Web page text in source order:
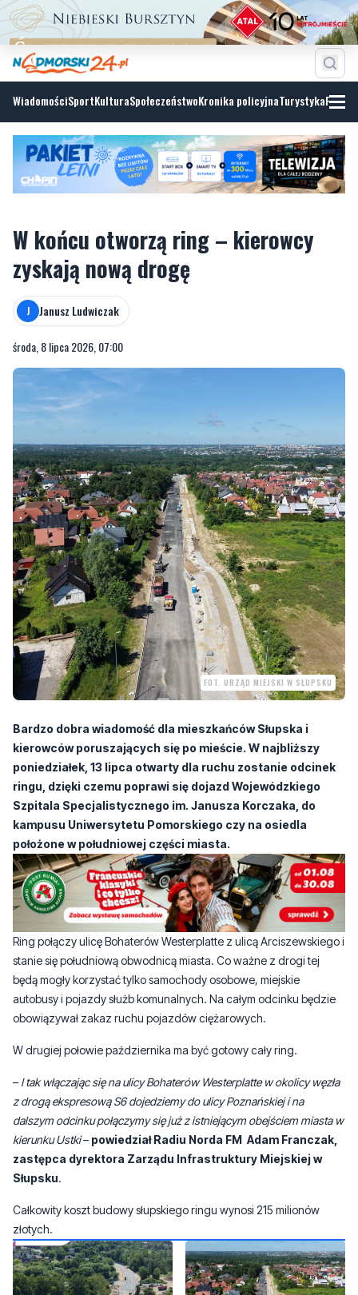
WiadomościSportKulturaSpołeczeństwoKronika policyjnaTurystyka
W końcu otworzą ring – kierowcy
J Janusz Ludwiczak
środa, 8 lipca 2026, 07:00
FOT. URZĄD MIEJSKI W SŁUPSKU
Bardzo dobra wiadomość dla mieszkańców Słupska i
kierowców poruszających się po mieście. W najbliższy
ringu, dzięki czemu poprawi się dojazd Wojewódzkiego
Szpitala Specjalistycznego im. Janusza Korczaka, do
kampusu Uniwersytetu Pomorskiego czy na osiedla
położone w południowej części miasta.
Ring połączy ulicę Bohaterów Westerplatte z ulicą Arciszewskiego i
stanie się południową obwodnicą miasta. Co ważne z drogi tej
będą mogły korzystać tylko samochody osobowe, miejskie
autobusy i pojazdy służb komunalnych. Na całym odcinku będzie
obowiązywał zakaz ruchu pojazdów ciężarowych.
W drugiej połowie października ma być gotowy cały ring.
–I tak włączając się na ulicy Bohaterów Westerplatte w okolicy węzła
z drogą ekspresową S6 dojedziemy do ulicy Poznańskiej i na
kierunku Ustki–powiedział Radiu Norda FM Adam Franczak,
zastępca dyrektora Zarządu Infrastruktury Miejskiej w
Słupsku.
Całkowity koszt budowy słupskiego ringu wynosi 215 milionów
złotych.